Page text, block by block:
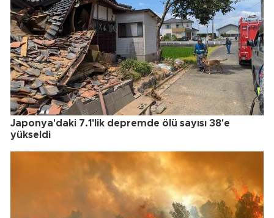
Japonya'daki 7.1'lik depremde ölü sayısı 38'e
yükseldi